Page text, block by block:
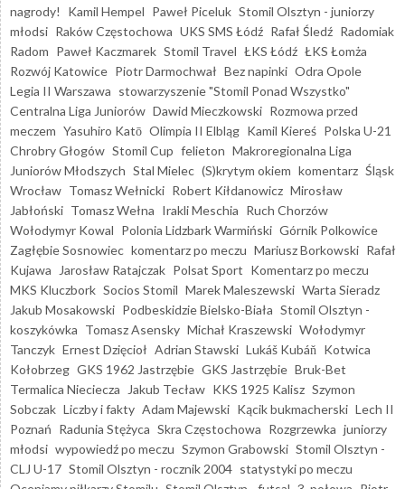
nagrody!
Kamil Hempel Paweł Piceluk Stomil Olsztyn - juniorzy
młodsi Raków Częstochowa UKS SMS Łódź Rafał Śledź Radomiak
Radom Paweł Kaczmarek Stomil Travel ŁKS Łódź ŁKS Łomża
Rozwój Katowice Piotr Darmochwał Bez napinki Odra Opole
Legia II Warszawa stowarzyszenie "Stomil Ponad Wszystko"
Centralna Liga Juniorów Dawid Mieczkowski Rozmowa przed
meczem Yasuhiro Katō Olimpia II Elbląg Kamil Kiereś Polska U-21
Chrobry Głogów Stomil Cup felieton Makroregionalna Liga
Juniorów Młodszych Stal Mielec (S)krytym okiem komentarz Śląsk
Wrocław Tomasz Wełnicki Robert Kiłdanowicz Mirosław
Jabłoński Tomasz Wełna Irakli Meschia Ruch Chorzów
Wołodymyr Kowal Polonia Lidzbark Warmiński Górnik Polkowice
Zagłębie Sosnowiec komentarz po meczu Mariusz Borkowski Rafał
Kujawa
Jarosław Ratajczak Polsat Sport Komentarz po meczu
MKS Kluczbork Socios Stomil Marek Maleszewski Warta Sieradz
Jakub Mosakowski Podbeskidzie Bielsko-Biała Stomil Olsztyn -
koszykówka Tomasz Asensky Michał Kraszewski Wołodymyr
Tanczyk Ernest Dzięcioł Adrian Stawski Lukáš Kubáň Kotwica
Kołobrzeg GKS 1962 Jastrzębie GKS Jastrzębie Bruk-Bet
Termalica Nieciecza
Jakub Tecław KKS 1925 Kalisz Szymon
Sobczak Liczby i fakty Adam Majewski Kącik bukmacherski Lech II
Poznań Radunia Stężyca Skra Częstochowa Rozgrzewka juniorzy
młodsi wypowiedź po meczu Szymon Grabowski Stomil Olsztyn -
CLJ U-17 Stomil Olsztyn - rocznik 2004 statystyki po meczu